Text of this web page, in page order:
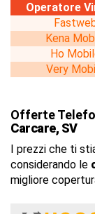
Operatore
Kena
Ho
Very
Offerte
Carcare, SV
I prezzi che ti
considerando le
migliore